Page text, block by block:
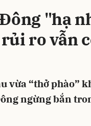
"hạ
ro vẫn
vừa “thở phào”
ngừng bắn